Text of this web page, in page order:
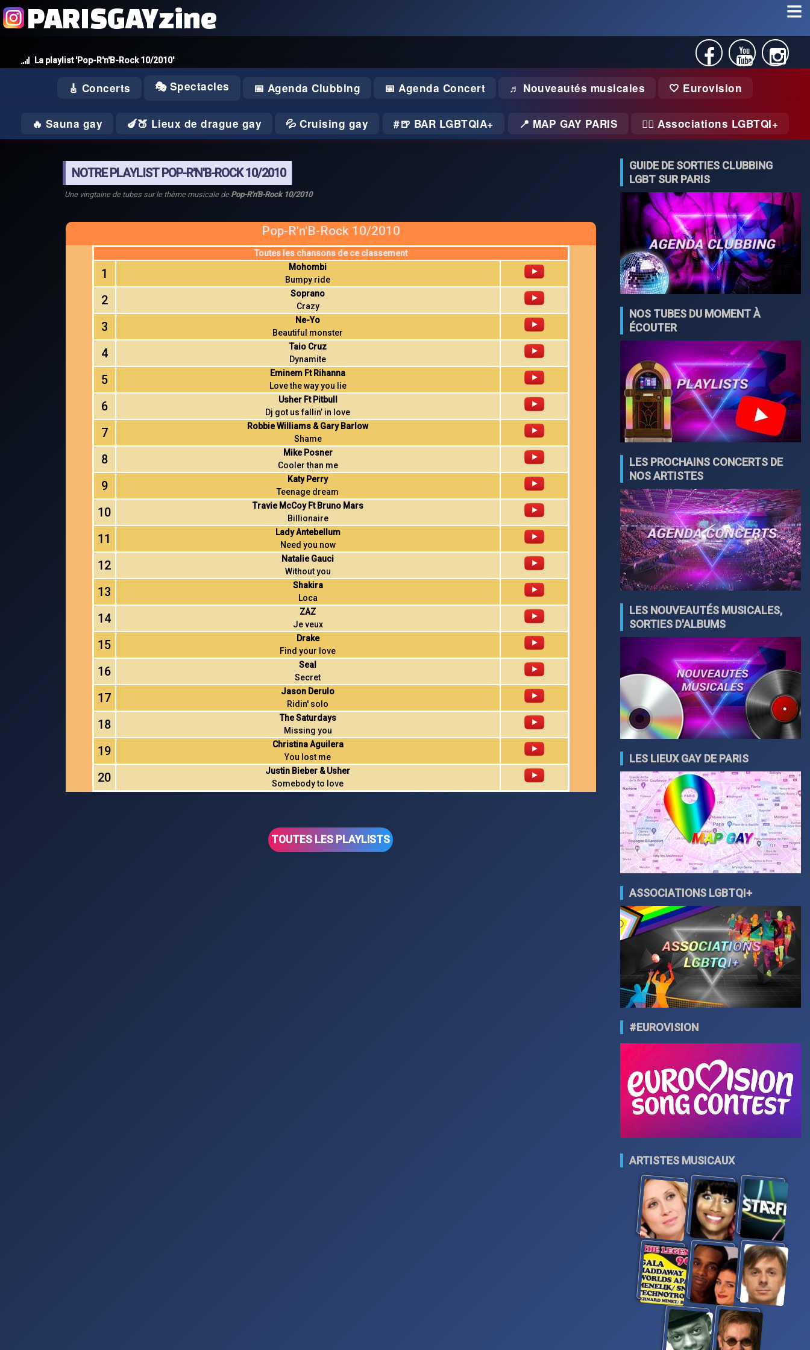
La playlist 'Pop-R'n'B-Rock 10/2010'
PARISGAYzine
🎸 Concerts 🎭 Spectacles 📅 Agenda Clubbing 📅 Agenda Concert ♬ Nouveautés musicales 🤍 Eurovision
🔥 Sauna gay 🍆🍑 Lieux de drague gay 💦 Cruising gay 🍺 BAR LGBTQIA+ 📍 MAP GAY PARIS 🏃‍♂️ Associations LGBTQI+
NOTRE PLAYLIST POP-R'N'B-ROCK 10/2010
Une vingtaine de tubes sur le thème musicale de Pop-R'n'B-Rock 10/2010
Pop-R'n'B-Rock 10/2010
Toutes les chansons de ce classement
1
Mohombi
Bumpy ride
2
Soprano
Crazy
3
Ne-Yo
Beautiful monster
4
Taio Cruz
Dynamite
5
Eminem Ft Rihanna
Love the way you lie
6
Usher Ft Pitbull
Dj got us fallin’ in love
7
Robbie Williams & Gary Barlow
Shame
8
Mike Posner
Cooler than me
9
Katy Perry
Teenage dream
10
Travie McCoy Ft Bruno Mars
Billionaire
11
Lady Antebellum
Need you now
12
Natalie Gauci
Without you
13
Shakira
Loca
14
ZAZ
Je veux
15
Drake
Find your love
16
Seal
Secret
17
Jason Derulo
Ridin' solo
18
The Saturdays
Missing you
19
Christina Aguilera
You lost me
20
Justin Bieber & Usher
Somebody to love
TOUTES LES PLAYLISTS
GUIDE DE SORTIES CLUBBING
LGBT SUR PARIS
NOS TUBES DU MOMENT À
ÉCOUTER
LES PROCHAINS CONCERTS DE
NOS ARTISTES
LES NOUVEAUTÉS MUSICALES,
SORTIES D'ALBUMS
LES LIEUX GAY DE PARIS
ASSOCIATIONS LGBTQI+
#EUROVISION
ARTISTES MUSICAUX